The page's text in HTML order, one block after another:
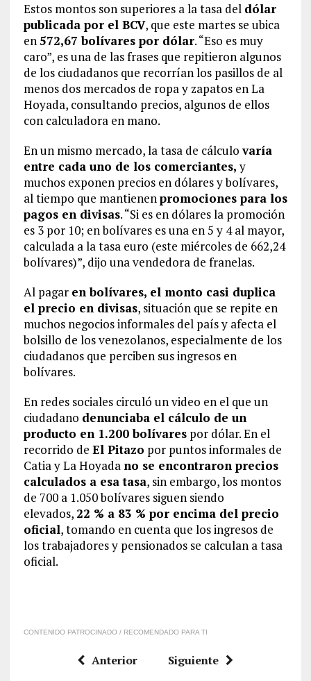
Estos montos son superiores a la tasa del dólar
publicada por el BCV, que este martes se ubica
en572,67 bolívares por dólar. “Eso es muy
caro”, es una de las frases que repitieron algunos
de los ciudadanos que recorrían los pasillos de al
menos dos mercados de ropa y zapatos en La
Hoyada, consultando precios, algunos de ellos
con calculadora en mano.
En un mismo mercado, la tasa de cálculovaría
entre cada uno de los comerciantes,y
muchos exponen precios en dólares y bolívares,
al tiempo que mantienenpromociones para los
pagos en divisas. “Si es en dólares la promoción
es 3 por 10; en bolívares es una en 5 y 4 al mayor,
calculada a la tasa euro (este miércoles de 662,24
bolívares)”, dijo una vendedora de franelas.
Al pagar en bolívares, el monto casi duplica
el precio en divisas, situación que se repite en
muchos negocios informales del país y afecta el
bolsillo de los venezolanos, especialmente de los
ciudadanos que perciben sus ingresos en
bolívares.
En redes sociales circuló un video en el que un
ciudadano denunciaba el cálculo de un
producto en 1.200 bolívarespor dólar. En el
recorrido de El Pitazo por puntos informales de
Catia y La Hoyada no se encontraron precios
calculados a esa tasa, sin embargo, los montos
de 700 a 1.050 bolívares siguen siendo
elevados, 22 % a 83 % por encima del precio
oficial, tomando en cuenta que los ingresos de
los trabajadores y pensionados se calculan a tasa
oficial.
CONTENIDO PATROCINADO / RECOMENDADO PARA TI
Anterior Siguiente